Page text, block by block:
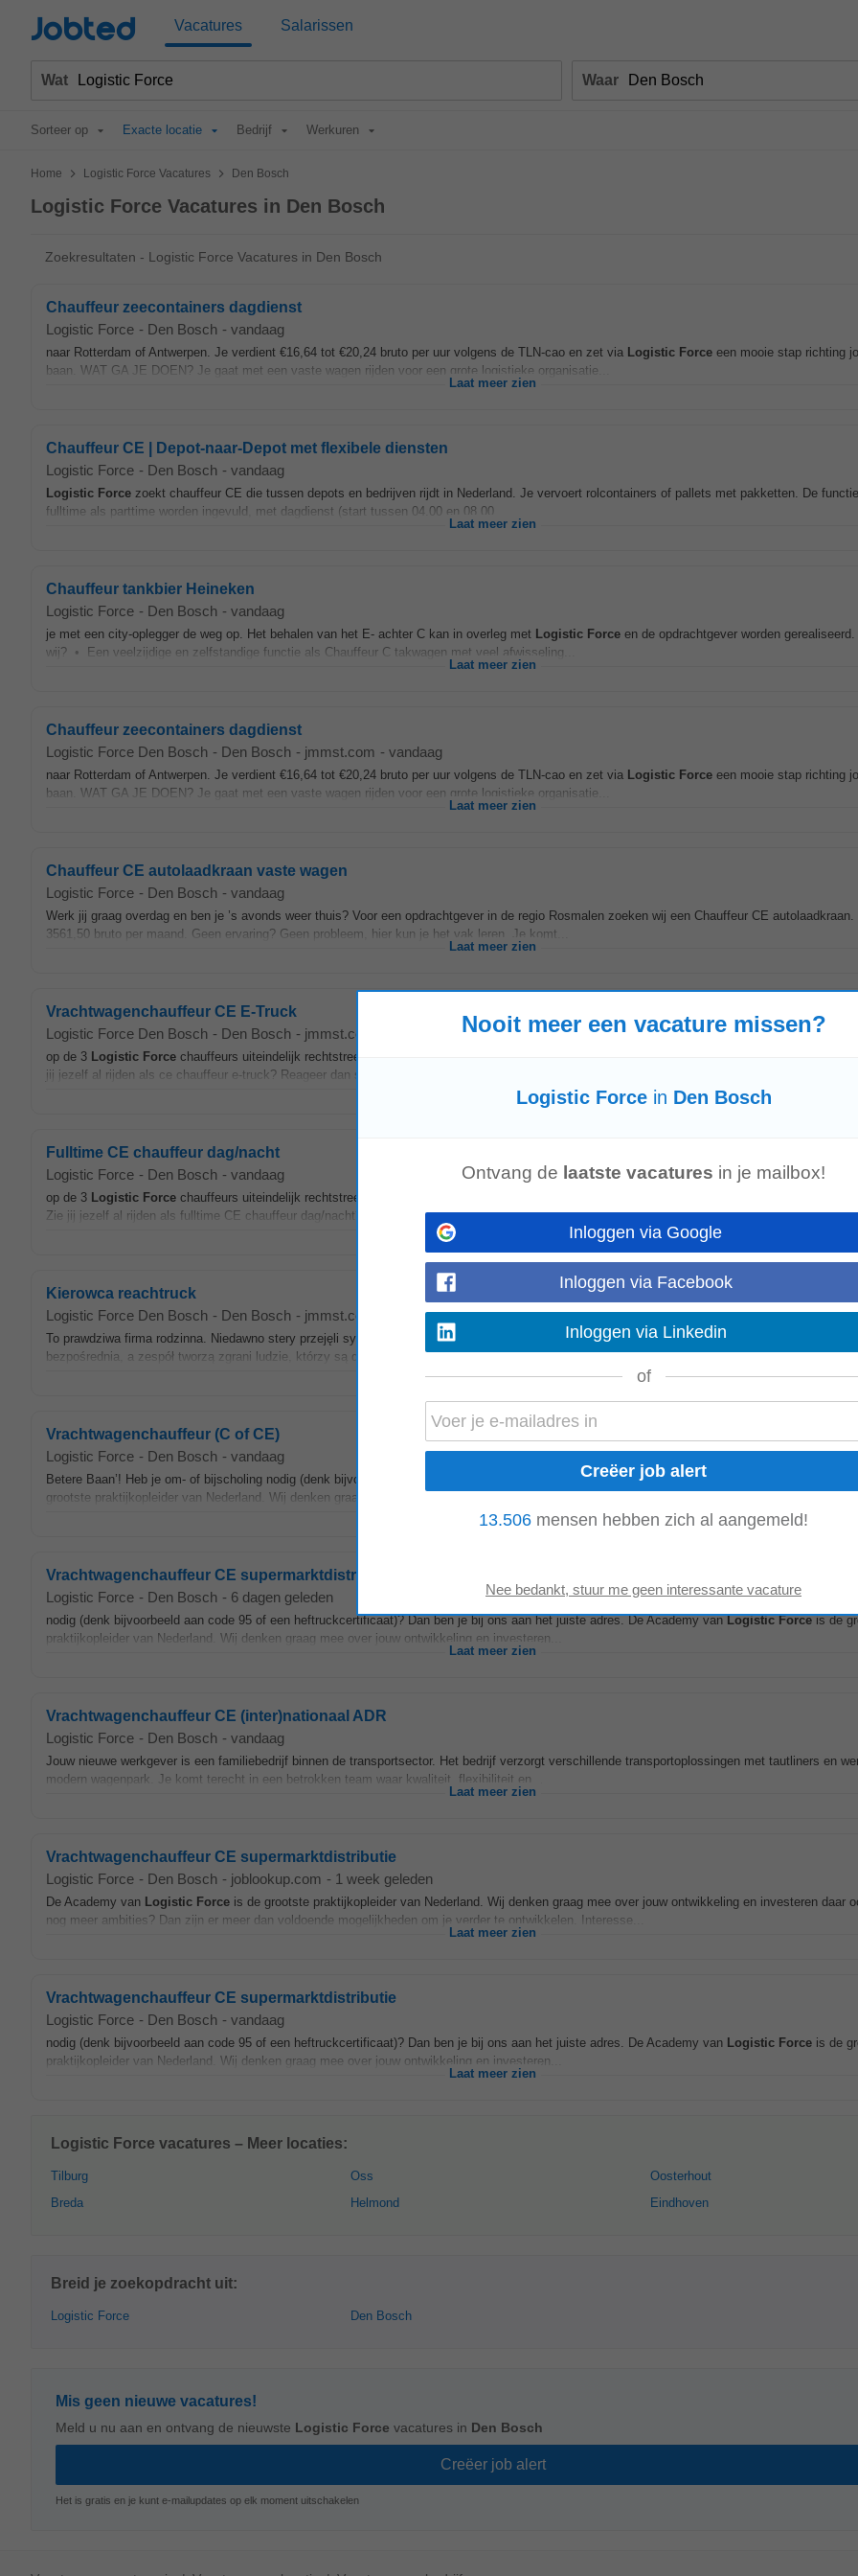
Jobted Vacatures Salarissen
Wat Waar
Sorteer op Exacte locatie Bedrijf Werkuren
Home > Logistic Force Vacatures > Den Bosch
Logistic Force Vacatures in Den Bosch
Zoekresultaten - Logistic Force Vacatures in Den Bosch
Chauffeur zeecontainers dagdienst
Logistic Force - Den Bosch - vandaag
naar Rotterdam of Antwerpen. Je verdient €16,64 tot €20,24 bruto per uur volgens de TLN-cao en zet via Logistic Force een mooie stap richting
baan. WAT GA JE DOEN? Je gaat met een vaste wagen rijden voor een grote logistieke organisatie...
Laat meer zien
Chauffeur CE | Depot-naar-Depot met flexibele diensten
Logistic Force - Den Bosch - vandaag
Logistic Force zoekt chauffeur CE die tussen depots en bedrijven rijdt in Nederland. Je vervoert rolcontainers of pallets met pakketten. De
fulltime als parttime worden ingevuld, met dagdienst (start tussen 04.00 en 08.00...
Laat meer zien
Chauffeur tankbier Heineken
Logistic Force - Den Bosch - vandaag
je met een city-oplegger de weg op. Het behalen van het E- achter C kan in overleg met Logistic Force en de opdrachtgever worden
wij? • Een veelzijdige en zelfstandige functie als Chauffeur C takwagen met veel afwisseling...
Laat meer zien
Chauffeur zeecontainers dagdienst
Logistic Force Den Bosch - Den Bosch - jmmst.com - vandaag
naar Rotterdam of Antwerpen. Je verdient €16,64 tot €20,24 bruto per uur volgens de TLN-cao en zet via Logistic Force een mooie stap richting
baan. WAT GA JE DOEN? Je gaat met een vaste wagen rijden voor een grote logistieke organisatie...
Laat meer zien
Chauffeur CE autolaadkraan vaste wagen
Logistic Force - Den Bosch - vandaag
Werk jij graag overdag en ben je ’s avonds weer thuis? Voor een opdrachtgever in de regio Rosmalen zoeken wij een Chauffeur CE
3561,50 bruto per maand. Geen ervaring? Geen probleem, hier kun je het vak leren. Je komt...
Laat meer zien
Vrachtwagenchauffeur CE E-Truck
Logistic Force Den Bosch - Den Bosch - jmmst.com
op de 3 Logistic Force chauffeurs uiteindelijk rechtstreeks bij de opdrachtgever aan de slag. Een mooie stap richting jouw betere baan waar wij
jij jezelf al rijden als ce chauffeur e-truck? Reageer dan snel. Bel of mail met Bas van Rooij...
Laat meer zien
Fulltime CE chauffeur dag/nacht
Logistic Force - Den Bosch - vandaag
op de 3 Logistic Force chauffeurs uiteindelijk rechtstreeks bij de opdrachtgever aan de slag. Een win-win voor iedereen. En een win-win waar we
Zie jij jezelf al rijden als fulltime CE chauffeur dag/nacht? Reageer dan snel. Dan gaan we...
Laat meer zien
Kierowca reachtruck
Logistic Force Den Bosch - Den Bosch - jmmst.com vandaag
To prawdziwa firma rodzinna. Niedawno stery przejęli syn i córka założyciela przedsiębiorstwa. W firmie panuje przyjazna atmosfera, komunikacja
bezpośrednia, a zespół tworzą zgrani ludzie, którzy są dumni z tego, co wspólnie osiągnęli i do czego...
Vrachtwagenchauffeur (C of CE)
Logistic Force - Den Bosch - vandaag
Betere Baan’! Heb je om- of bijscholing nodig (denk bijvoorbeeld aan Code 95)? Dan ben je bij ons aan het juiste adres. De academie van
grootste praktijkopleider van Nederland. Wij denken graag mee over jouw ontwikkeling...
Vrachtwagenchauffeur CE supermarktdistributie
Logistic Force - Den Bosch - 6 dagen geleden
nodig (denk bijvoorbeeld aan code 95 of een heftruckcertificaat)? Dan ben je bij ons aan het juiste adres. De Academy vanLogistic Forceis de
praktijkopleider van Nederland. Wij denken graag mee over jouw ontwikkeling en investeren...
Laat meer zien
Vrachtwagenchauffeur CE (inter)nationaal ADR
Logistic Force - Den Bosch - vandaag
Jouw nieuwe werkgever is een familiebedrijf binnen de transportsector. Het bedrijf verzorgt verschillende transportoplossingen met tautliners en
modern wagenpark. Je komt terecht in een betrokken team waar kwaliteit, flexibiliteit en...
Laat meer zien
Vrachtwagenchauffeur CE supermarktdistributie
Logistic Force - Den Bosch - joblookup.com - 1 week geleden
De Academy van Logistic Force is de grootste praktijkopleider van Nederland. Wij denken graag mee over jouw ontwikkeling en investeren daar
nog meer ambities? Dan zijn er meer dan voldoende mogelijkheden om je verder te ontwikkelen. Interesse...
Laat meer zien
Vrachtwagenchauffeur CE supermarktdistributie
Logistic Force - Den Bosch - vandaag
nodig (denk bijvoorbeeld aan code 95 of een heftruckcertificaat)? Dan ben je bij ons aan het juiste adres. De Academy van Logistic Force is de
praktijkopleider van Nederland. Wij denken graag mee over jouw ontwikkeling en investeren...
Laat meer zien
Logistic Force vacatures – Meer locaties:
Tilburg
Breda
Oss
Helmond
Oosterhout
Eindhoven
Breid je zoekopdracht uit:
Logistic Force Den Bosch
Mis geen nieuwe vacatures!
Meld u nu aan en ontvang de nieuwste Logistic Force vacatures in Den Bosch
Het is gratis en je kunt e-mailupdates op elk moment uitschakelen
Nooit meer een vacature missen?
Logistic Forcein Den Bosch
Ontvang de laatste vacatures in je mailbox!
Inloggen via Google
Inloggen via Facebook
Inloggen via Linkedin
of
13.506 mensen hebben zich al aangemeld!